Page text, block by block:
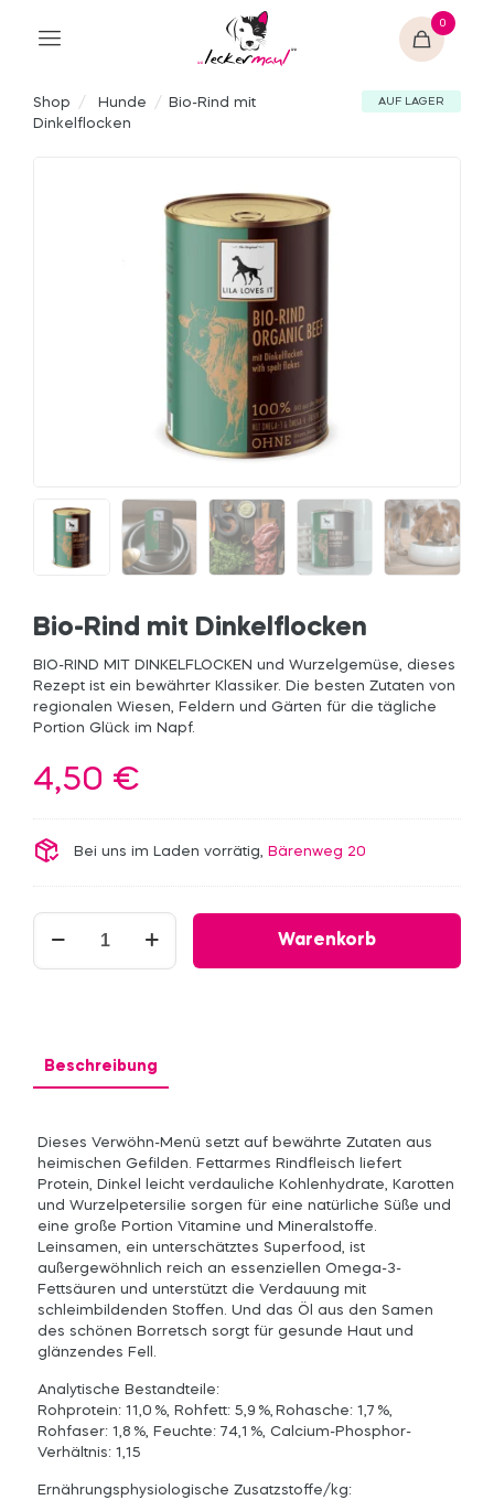
0
Beschreibung
Dieses Verwöhn-Menü setzt auf bewährte Zutaten aus
heimischen Gefilden. Fettarmes Rindfleisch liefert
Protein, Dinkel leicht verdauliche Kohlenhydrate, Karotten
und Wurzelpetersilie sorgen für eine natürliche Süße und
eine große Portion Vitamine und Mineralstoffe.
Leinsamen, ein unterschätztes Superfood, ist
außergewöhnlich reich an essenziellen Omega-3-
Fettsäuren und unterstützt die Verdauung mit
schleimbildenden Stoffen. Und das Öl aus den Samen
des schönen Borretsch sorgt für gesunde Haut und
glänzendes Fell.
Analytische Bestandteile:
Rohprotein: 11,0 %, Rohfett: 5,9 %, Rohasche: 1,7 %,
Rohfaser: 1,8 %, Feuchte: 74,1 %, Calcium-Phosphor-
Verhältnis: 1,15
Ernährungsphysiologische Zusatzstoffe/kg:
Shop / Hunde /
Bio-Rind mit
Dinkelflocken
AUF LAGER
Bio-Rind mit Dinkelflocken
BIO-RIND MIT DINKELFLOCKEN und Wurzelgemüse, dieses
Rezept ist ein bewährter Klassiker. Die besten Zutaten von
regionalen Wiesen, Feldern und Gärten für die tägliche
Portion Glück im Napf.
4,50 €
Bei uns im Laden vorrätig, Bärenweg 20
Bio-
Rind
mit
Warenkorb